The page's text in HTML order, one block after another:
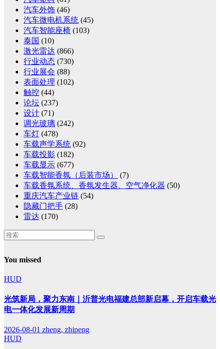
汽车外饰 (46)
汽车微电机系统 (45)
汽车智能座椅 (103)
泰国 (10)
激光雷达 (866)
行业动态 (730)
行业展会 (88)
表面处理 (102)
触控 (44)
论坛 (237)
设计 (71)
调光玻璃 (242)
车灯 (478)
车载声学系统 (92)
车载投影 (182)
车载显示 (677)
车载智能香氛（后装市场）
(7)
车载香氛系统、香氛发生器、空气净化器 (50)
重庆汽车产业链 (54)
隐藏门把手 (28)
雷达 (170)
You missed
HUD
光筑新局，聚力东南｜沂普光电福建总部新启幕，开启车载光
电一体化发展新周期
2026-08-01 zheng, zhipeng
HUD